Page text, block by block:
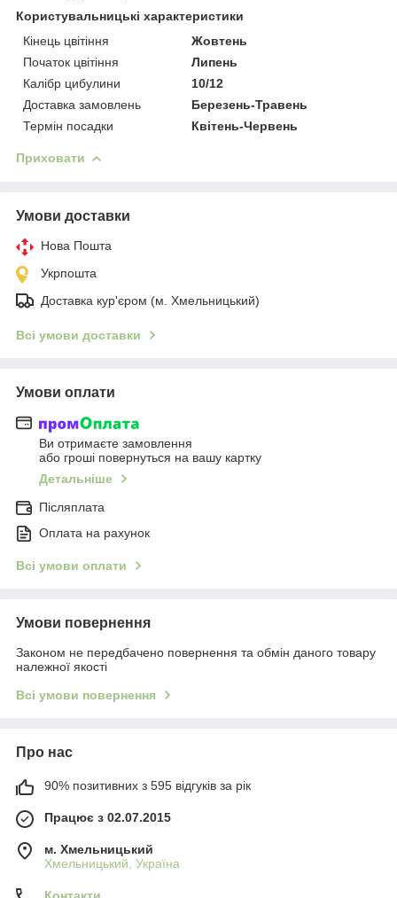
Користувальницькі характеристики
Кінець цвітіння
Жовтень
Початок цвітіння
Липень
Калібр цибулини
10/12
Доставка замовлень
Березень-Травень
Термін посадки
Квітень-Червень
Приховати
Умови доставки
Нова Пошта
Укрпошта
Доставка кур'єром (м. Хмельницький)
Всі умови доставки
Умови оплати
Ви отримаєте замовлення
або гроші повернуться на вашу картку
Детальніше
Післяплата
Оплата на рахунок
Всі умови оплати
Умови повернення
Законом не передбачено повернення та обмін даного товару
належної якості
Всі умови повернення
Про нас
90% позитивних з 595 відгуків за рік
Працює з 02.07.2015
м. Хмельницький
Хмельницький, Україна